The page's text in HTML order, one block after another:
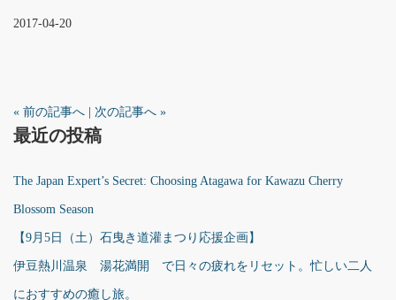
ブログ
2017-04-20
« 前の記事へ | 次の記事へ »
最近の投稿
The Japan Expert’s Secret: Choosing Atagawa for Kawazu Cherry
Blossom Season
【9月5日（土）石曳き道灌まつり応援企画】
伊豆熱川温泉 湯花満開 で日々の疲れをリセット。忙しい二人
におすすめの癒し旅。